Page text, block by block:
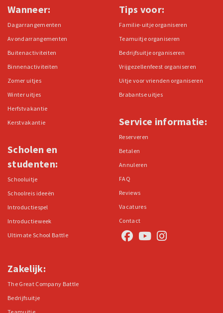
Wanneer:
Dagarrangementen
Avondarrangementen
Buitenactiviteiten
Binnenactiviteiten
Zomer uitjes
Winter uitjes
Herfstvakantie
Kerstvakantie
Scholen en
studenten:
Schooluitje
Schoolreis ideeën
Introductiespel
Introductieweek
Ultimate School Battle
Tips voor:
Familie-uitje organiseren
Teamuitje organiseren
Bedrijfsuitje organiseren
Vrijgezellenfeest organiseren
Uitje voor vrienden organiseren
Brabantse uitjes
Service informatie:
Reserveren
Betalen
Annuleren
FAQ
Reviews
Vacatures
Contact
Zakelijk:
The Great Company Battle
Bedrijfsuitje